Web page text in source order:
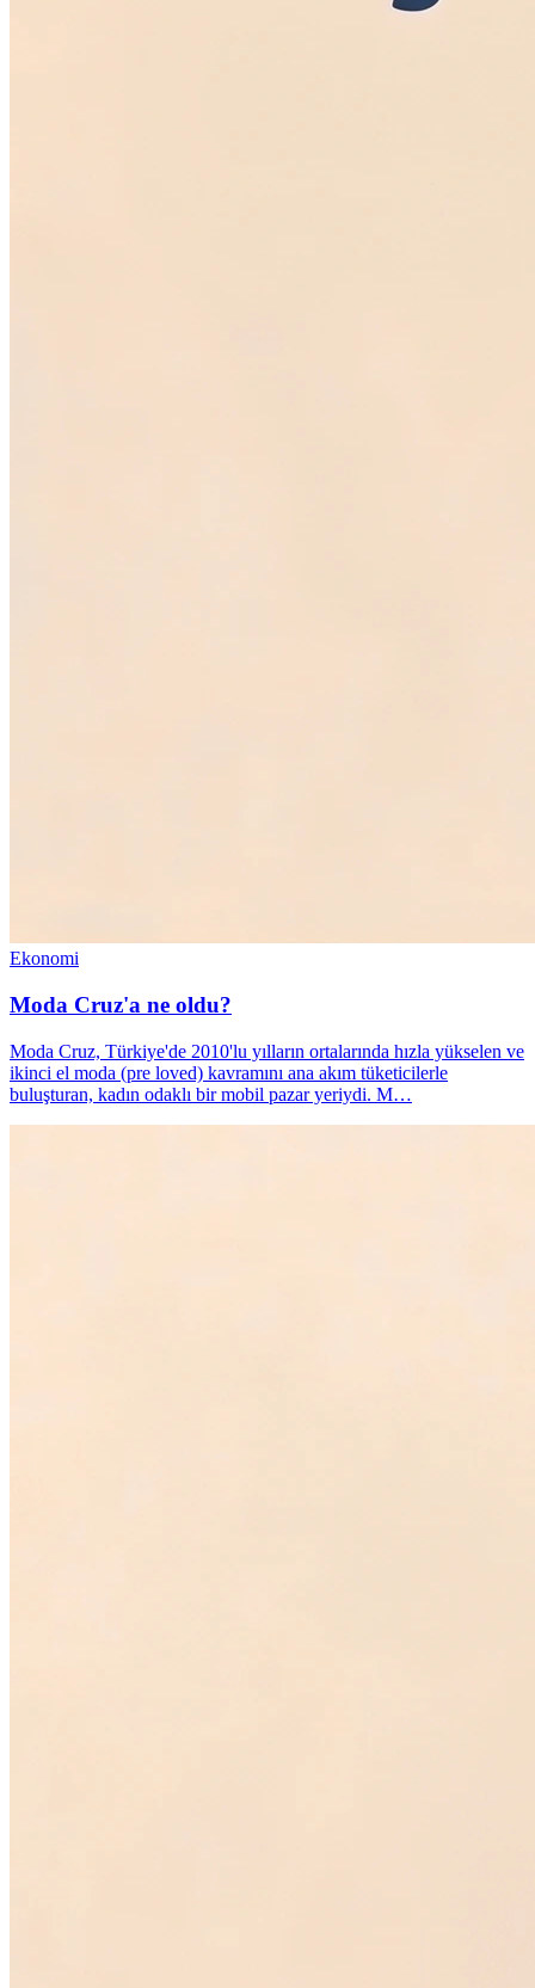
Ekonomi
Moda Cruz'a ne oldu?
Moda Cruz, Türkiye'de 2010'lu yılların ortalarında hızla yükselen ve
ikinci el moda (pre loved) kavramını ana akım tüketicilerle
buluşturan, kadın odaklı bir mobil pazar yeriydi. M…